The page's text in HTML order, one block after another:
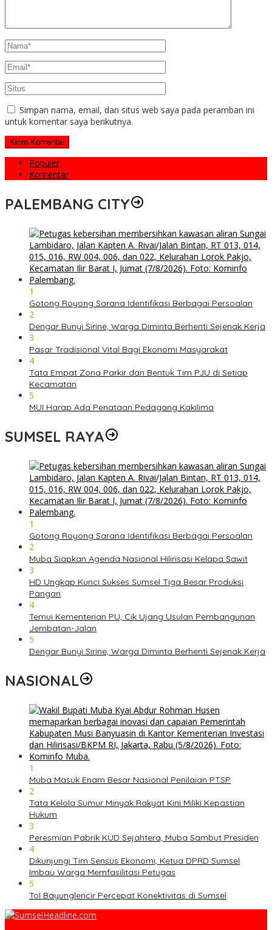
Simpan nama, email, dan situs web saya pada peramban ini
untuk komentar saya berikutnya.
Populer
Komentar
PALEMBANG CITY
1
Gotong Royong Sarana Identifikasi Berbagai Persoalan
2
Dengar Bunyi Sirine, Warga Diminta Berhenti Sejenak Kerja
3
Pasar Tradisional Vital Bagi Ekonomi Masyarakat
4
Tata Empat Zona Parkir dan Bentuk Tim PJU di Setiap
Kecamatan
5
MUI Harap Ada Penataan Pedagang Kakilima
SUMSEL RAYA
1
Gotong Royong Sarana Identifikasi Berbagai Persoalan
2
Muba Siapkan Agenda Nasional Hilirisasi Kelapa Sawit
3
HD Ungkap Kunci Sukses Sumsel Tiga Besar Produksi
Pangan
4
Temui Kementerian PU, Cik Ujang Usulan Pembangunan
Jembatan-Jalan
5
Dengar Bunyi Sirine, Warga Diminta Berhenti Sejenak Kerja
NASIONAL
1
Muba Masuk Enam Besar Nasional Penilaian PTSP
2
Tata Kelola Sumur Minyak Rakyat Kini Miliki Kepastian
Hukum
3
Peresmian Pabrik KUD Sejahtera, Muba Sambut Presiden
4
Dikunjungi Tim Sensus Ekonomi, Ketua DPRD Sumsel
Imbau Warga Memfasilitasi Petugas
5
Tol Bayunglencir Percepat Konektivitas di Sumsel